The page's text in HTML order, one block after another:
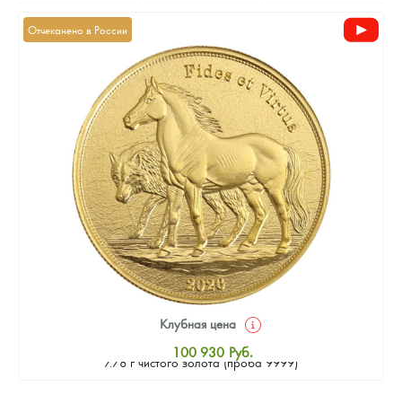
Отчеканено в России
7.78 г чистого золота (проба 9999)
Клубная цена
100 930 Руб.
Стандартная цена